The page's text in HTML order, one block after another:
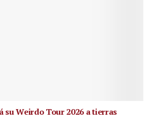
su Weirdo Tour 2026 a tierras